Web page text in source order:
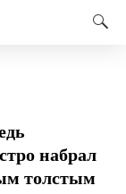
набрал
толстым